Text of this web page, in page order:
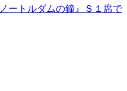
ートルダムの鐘』Ｓ１席で